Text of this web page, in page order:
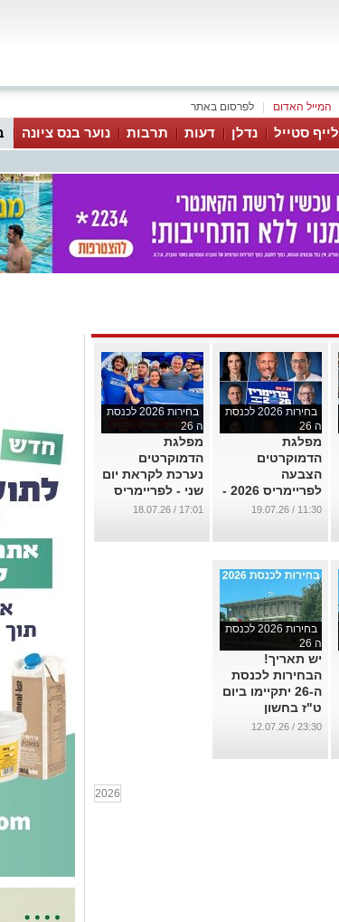
לפרסום באתר המייל האדום
לייף סטייל נדלן דעות תרבות נוער בנס ציונה
בחירות 2026 לכנסת
ה 26
מפלגת
הדמוקרטים
הצבעה
לפריימריס 2026 -
מיקומי הקלפיות
לציון ורחובות
11:30 / 19.07.26
בחירות 2026 לכנסת
ה 26
מפלגת
הדמוקרטים
נערכת לקראת יום
שני - לפריימריס
לרשימת
...
17:01 / 18.07.26
בחירות 2026 לכנסת
ה 26
יש תאריך!
הבחירות לכנסת
ה-26 יתקיימו ביום
ט"ז בחשון
התשפ"ז - 27
...
23:30 / 12.07.26
2026